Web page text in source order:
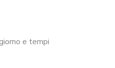
e tempi